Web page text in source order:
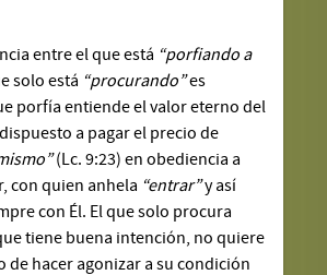
entre el que está “porfiando a
solo está “procurando”es
porfía entiende el valor eterno del
a pagar el precio de
(Lc. 9:23) en obediencia a
con quien anhela “entrar”y así
con Él. El que solo procura
tiene buena intención, no quiere
de hacer agonizar a su condición